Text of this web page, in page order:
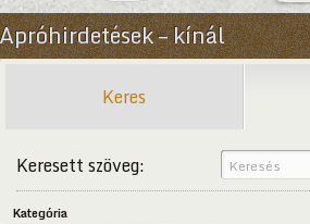
Apróhirdetések – kínál
Keres
Keresett szöveg:
Kategória